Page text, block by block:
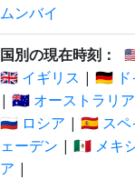
ムンバイ
国別の現在時刻：
🇬🇧 イギリス | 🇩🇪 ド
| 🇦🇺 オーストラリア
🇷🇺 ロシア | 🇪🇸 スペ
ェーデン | 🇲🇽 メキ
ア |